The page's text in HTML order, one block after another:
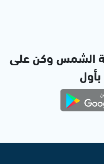
الشمس وكن على
بأول